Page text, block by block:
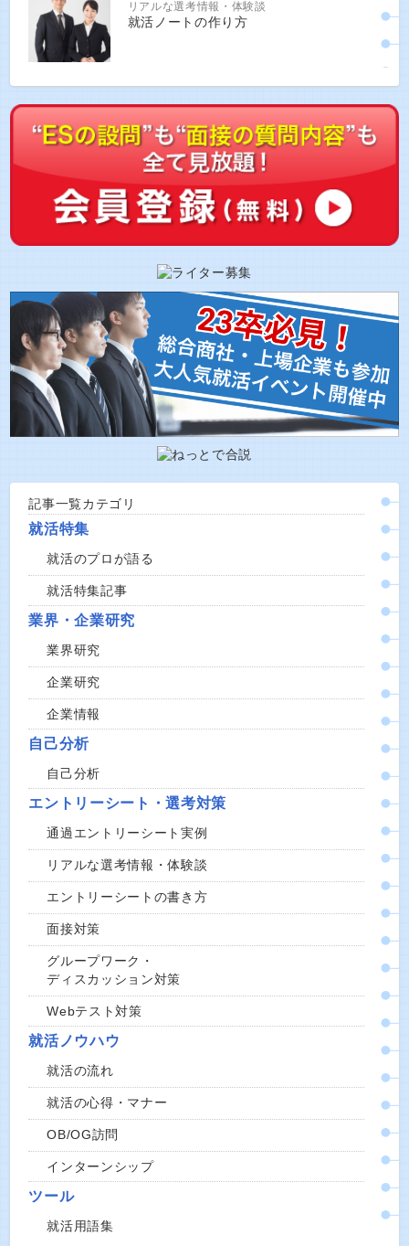
リアルな選考情報・体験談
就活ノートの作り方
記事一覧カテゴリ
就活特集
就活のプロが語る
就活特集記事
業界・企業研究
業界研究
企業研究
企業情報
自己分析
自己分析
エントリーシート・選考対策
通過エントリーシート実例
リアルな選考情報・体験談
エントリーシートの書き方
面接対策
グループワーク・
ディスカッション対策
Webテスト対策
就活ノウハウ
就活の流れ
就活の心得・マナー
OB/OG訪問
インターンシップ
ツール
就活用語集